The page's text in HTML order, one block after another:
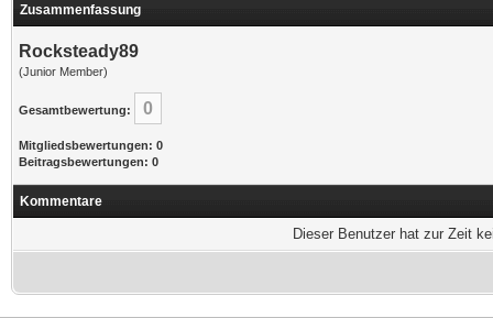
Zusammenfassung
Rocksteady89
(Junior Member)
Gesamtbewertung: 0
Mitgliedsbewertungen: 0
Beitragsbewertungen: 0
Kommentare
Dieser Benutzer hat zur Zeit